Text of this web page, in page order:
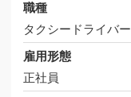
職種
タクシードライバー
雇用形態
正社員